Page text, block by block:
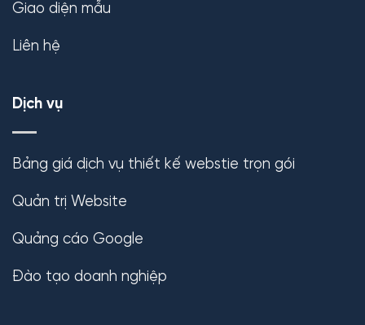
Giao diện mẫu
Liên hệ
Dịch vụ
Bảng giá dịch vụ thiết kế webstie trọn gói
Quản trị Website
Quảng cáo Google
Đào tạo doanh nghiệp